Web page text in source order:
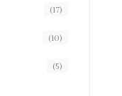
(17)
(10)
(5)